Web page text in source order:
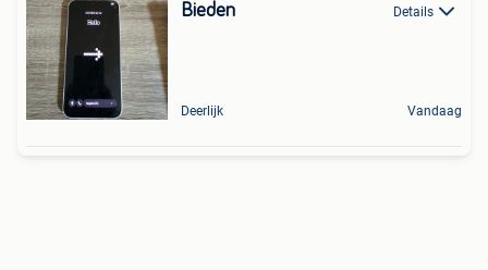
Bieden Details
Deerlijk Vandaag